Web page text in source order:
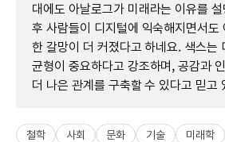
대에도 아날로그가 미래라는 이유를 설
후 사람들이 디지털에 익숙해지면서도
한 갈망이 더 커졌다고 하네요. 색스는
균형이 중요하다고 강조하며, 공감과
더 나은 관계를 구축할 수 있다고 믿고
철학 사회 문화 기술 미래학